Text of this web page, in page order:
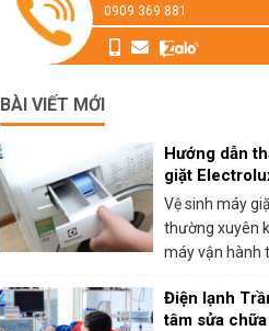
0909 369 881
BÀI VIẾT MỚI
Hướng dẫn
giặt
giản
Vệ sinh máy
thường xuyên
máy vận hành
Điện lạnh
tâm sửa